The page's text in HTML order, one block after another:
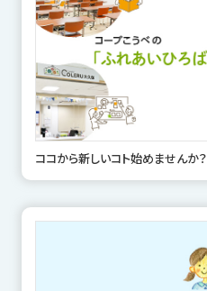
ココから新しいコト始めませんか？